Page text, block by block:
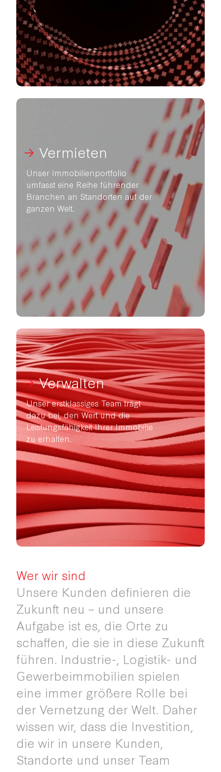
Vermieten
Unser Immobilienportfolio
umfasst eine Reihe führender
Branchen an Standorten auf der
ganzen Welt.
Verwalten
Unser erstklassiges Team trägt
dazu bei, den Wert und die
Leistungsfähigkeit Ihrer Immobilie
zu erhalten.
Wer wir sind
Unsere Kunden definieren die
Zukunft neu – und unsere
Aufgabe ist es, die Orte zu
schaffen, die sie in diese Zukunft
führen. Industrie-, Logistik- und
Gewerbeimmobilien spielen
eine immer größere Rolle bei
der Vernetzung der Welt. Daher
wissen wir, dass die Investition,
die wir in unsere Kunden,
Standorte und unser Team